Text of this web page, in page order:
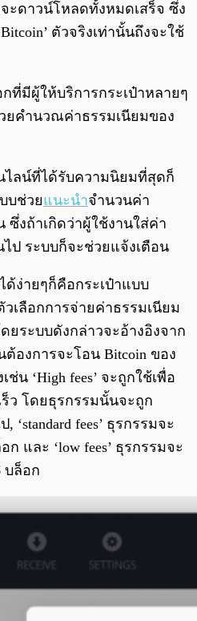
ะดาวน์โหลดทั้งหมดเสร็จ ซึ่ง
ตัวจริงเท่านั้นถึงจะใช้
ที่มีผู้ให้บริการกระเป๋าหลายๆ
ยคำนวณค่าธรรมเนียมของ
ไลน์ที่ได้รับความนิยมที่สุดก็
บช่วยแนะนำจำนวนค่า
ซึ่งถ้าเกิดว่าผู้ใช้งานใส่ค่า
ป ระบบก็จะช่วยแจ้งเตือน
ง่ายๆก็คือกระเป๋าแบบ
เลือกการจ่ายค่าธรรมเนียม
ระบบดังกล่าวจะอ้างอิงจาก
องการจะโอน Bitcoin ของ
น ‘High fees’ จะถูกใช้เพื่อ
ว โดยธุรกรรมนั้นจะถูก
fees’ ธุรกรรมจะ
และ ‘low fees’ ธุรกรรมจะ
บล็อก